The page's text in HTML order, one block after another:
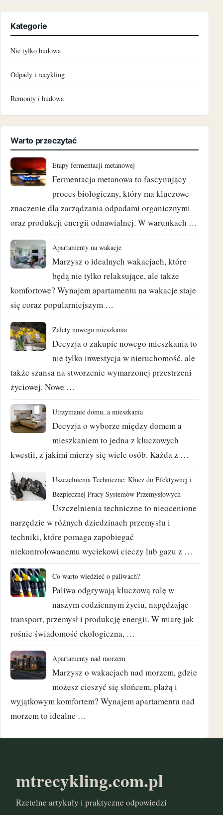
czerwiec 2024
maj 2024
marzec 2023
wrzesień 2022
czerwiec 2022
kwiecień 2021
marzec 2021
luty 2021
styczeń 2021
grudzień 2020
sierpień 2018
czerwiec 2018
kwiecień 2018
marzec 2018
luty 2018
grudzień 2017
listopad 2017
październik 2017
wrzesień 2017
maj 2017
marzec 2017
Kategorie
Nie tylko budowa
Odpady i recykling
Remonty i budowa
Warto przeczytać
Etapy fermentacji metanowej
Fermentacja metanowa to fascynujący
proces biologiczny, który ma kluczowe
znaczenie dla zarządzania odpadami organicznymi
oraz produkcji energii odnawialnej. W warunkach …
Apartamenty na wakacje
Marzysz o idealnych wakacjach, które
będą nie tylko relaksujące, ale także
komfortowe? Wynajem apartamentu na wakacje staje
się coraz popularniejszym …
Zalety nowego mieszkania
Decyzja o zakupie nowego mieszkania to
nie tylko inwestycja w nieruchomość, ale
także szansa na stworzenie wymarzonej przestrzeni
życiowej. Nowe …
Utrzymanie domu, a mieszkania
Decyzja o wyborze między domem a
mieszkaniem to jedna z kluczowych
kwestii, z jakimi mierzy się wiele osób. Każda z …
Uszczelnienia Techniczne: Klucz do Efektywnej i
Bezpiecznej Pracy Systemów Przemysłowych
Uszczelnienia techniczne to nieocenione
narzędzie w różnych dziedzinach przemysłu i
techniki, które pomaga zapobiegać
niekontrolowanemu wyciekowi cieczy lub gazu z …
Co warto wiedzieć o paliwach?
Paliwa odgrywają kluczową rolę w
naszym codziennym życiu, napędzając
transport, przemysł i produkcję energii. W miarę jak
rośnie świadomość ekologiczna, …
Apartamenty nad morzem
Marzysz o wakacjach nad morzem, gdzie
możesz cieszyć się słońcem, plażą i
wyjątkowym komfortem? Wynajem apartamentu nad
morzem to idealne …
mtrecykling.com.pl
Rzetelne artykuły i praktyczne odpowiedzi